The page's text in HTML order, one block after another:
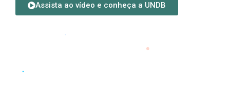
Assista ao vídeo e conheça a UNDB